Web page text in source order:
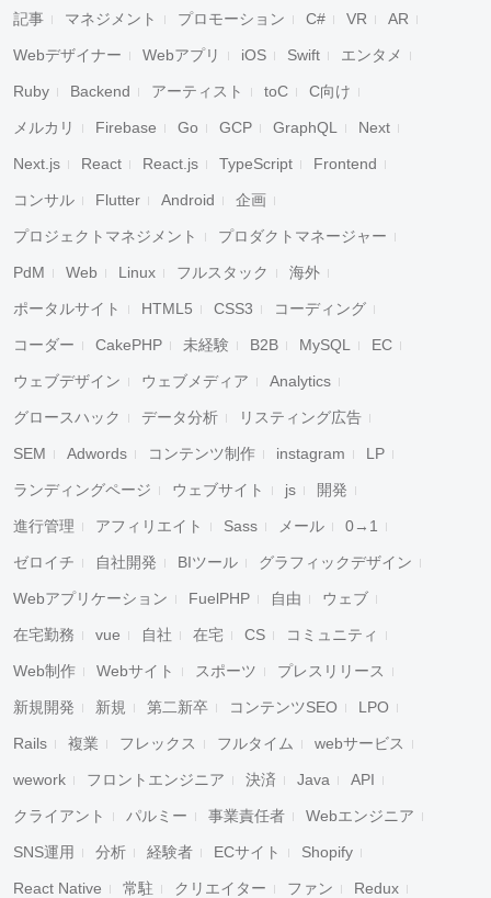
記事 マネジメント プロモーション C# VR AR
Webデザイナー Webアプリ iOS Swift エンタメ
Ruby Backend アーティスト toC C向け
メルカリ Firebase Go GCP GraphQL Next
Next.js React React.js TypeScript Frontend
コンサル Flutter Android 企画
プロジェクトマネジメント プロダクトマネージャー
PdM Web Linux フルスタック 海外
ポータルサイト HTML5 CSS3 コーディング
コーダー CakePHP 未経験 B2B MySQL EC
ウェブデザイン ウェブメディア Analytics
グロースハック データ分析 リスティング広告
SEM Adwords コンテンツ制作 instagram LP
ランディングページ ウェブサイト js 開発
進行管理 アフィリエイト Sass メール 0→1
ゼロイチ 自社開発 BIツール グラフィックデザイン
Webアプリケーション FuelPHP 自由 ウェブ
在宅勤務 vue 自社 在宅 CS コミュニティ
Web制作 Webサイト スポーツ プレスリリース
新規開発 新規 第二新卒 コンテンツSEO LPO
Rails 複業 フレックス フルタイム webサービス
wework フロントエンジニア 決済 Java API
クライアント パルミー 事業責任者 Webエンジニア
SNS運用 分析 経験者 ECサイト Shopify
React Native 常駐 クリエイター ファン Redux